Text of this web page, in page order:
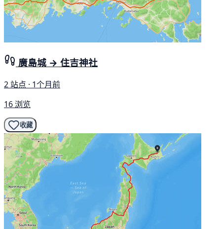
廣島城 → 住吉神社
2 站点 · 1个月前
16 浏览
收藏